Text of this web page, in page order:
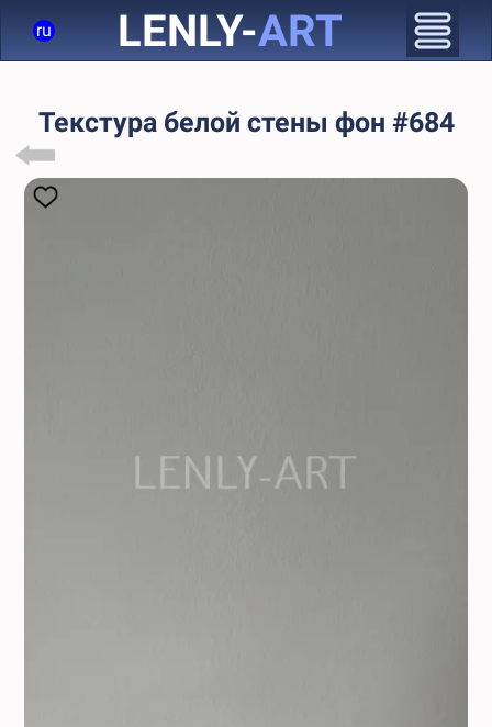
ru LENLY-ART
Текстура белой стены фон #684